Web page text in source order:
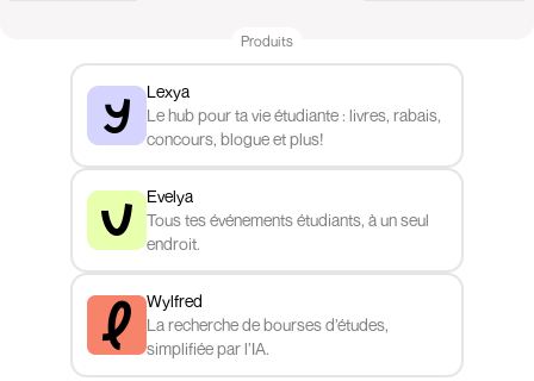
Produits
Lexya
Le hub pour ta vie étudiante : livres, rabais,
concours, blogue et plus!
Evelya
Tous tes événements étudiants, à un seul
endroit.
Wylfred
La recherche de bourses d’études,
simplifiée par l’IA.